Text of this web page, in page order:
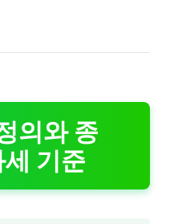
의와 종
기준